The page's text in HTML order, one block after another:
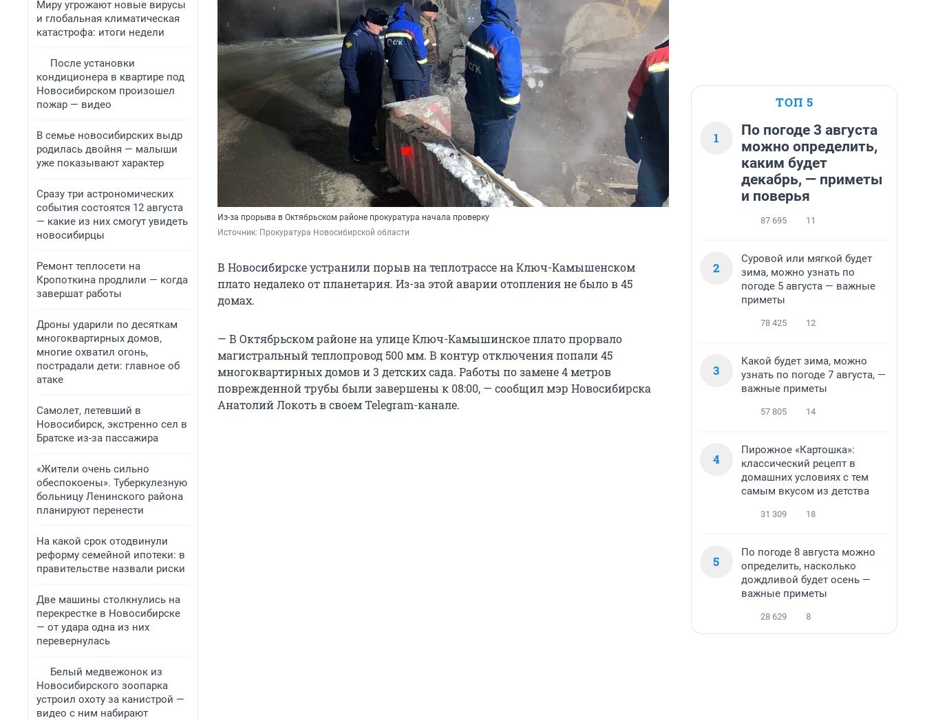
Миру угрожают новые вирусы
и глобальная климатическая
катастрофа: итоги недели
После установки
кондиционера в квартире под
Новосибирском произошел
пожар — видео
В семье новосибирских выдр
родилась двойня — малыши
уже показывают характер
Сразу три астрономических
события состоятся 12 августа
— какие из них смогут увидеть
новосибирцы
Ремонт теплосети на
Кропоткина продлили — когда
завершат работы
Дроны ударили по десяткам
многоквартирных домов,
многие охватил огонь,
пострадали дети: главное об
атаке
Самолет, летевший в
Новосибирск, экстренно сел в
Братске из-за пассажира
«Жители очень сильно
обеспокоены». Туберкулезную
больницу Ленинского района
планируют перенести
На какой срок отодвинули
реформу семейной ипотеки: в
правительстве назвали риски
Две машины столкнулись на
перекрестке в Новосибирске
— от удара одна из них
перевернулась
Белый медвежонок из
Новосибирского зоопарка
устроил охоту за канистрой —
видео с ним набирают
Из-за прорыва в Октябрьском районе прокуратура начала проверку
Источник: Прокуратура Новосибирской области
В Новосибирске устранили порыв на теплотрассе на Ключ-Камышенском
плато недалеко от планетария. Из-за этой аварии отопления не было в 45
домах.
— В Октябрьском районе на улице Ключ-Камышинское плато прорвало
магистральный теплопровод 500 мм. В контур отключения попали 45
многоквартирных домов и 3 детских сада. Работы по замене 4 метров
поврежденной трубы были завершены к 08:00, — сообщил мэр Новосибирска
Анатолий Локоть в своем Telegram-канале.
ТОП 5
1
По погоде 3 августа
можно определить,
каким будет
декабрь, — приметы
и поверья
87 695 11
2
Суровой или мягкой будет
зима, можно узнать по
погоде 5 августа — важные
приметы
78 425 12
3
Какой будет зима, можно
узнать по погоде 7 августа, —
важные приметы
57 805 14
4
Пирожное «Картошка»:
классический рецепт в
домашних условиях с тем
самым вкусом из детства
31 309 18
5
По погоде 8 августа можно
определить, насколько
дождливой будет осень —
важные приметы
28 629 8